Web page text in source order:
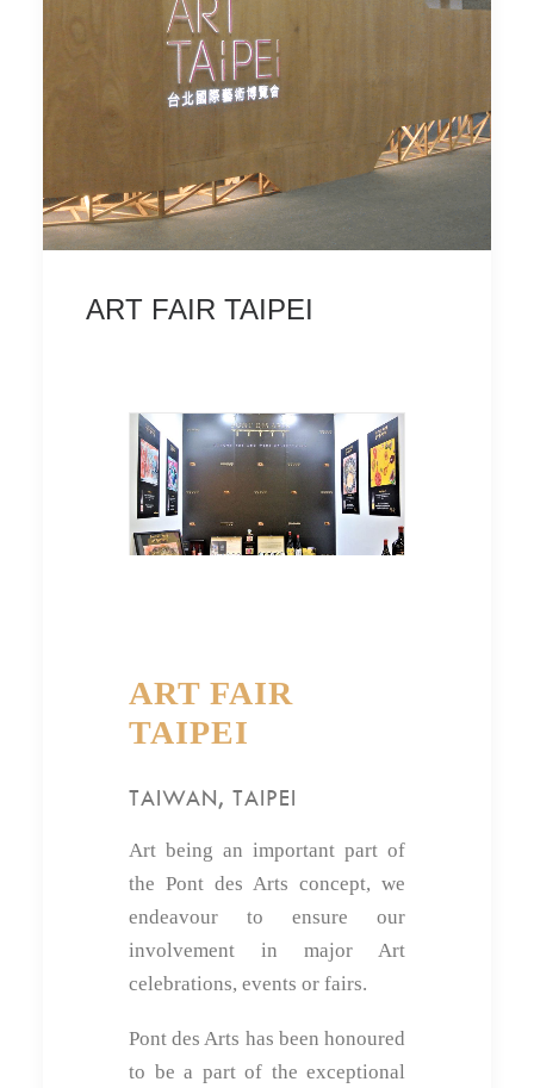
ART FAIR TAIPEI
ART FAIR
TAIPEI
TAIWAN, TAIPEI
Art being an important part of
the Pont des Arts concept, we
endeavour to ensure our
involvement in major Art
celebrations, events or fairs.
Pont des Arts has been honoured
to be a part of the exceptional